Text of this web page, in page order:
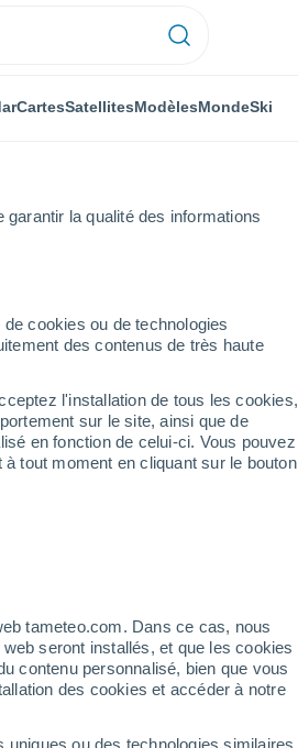
la qualité des informations
cookies ou de technologies
des contenus de très haute
l'installation de tous les cookies,
sur le site, ainsi que de
en fonction de celui-ci. Vous pouvez
tout moment en cliquant sur le bouton
tameteo.com. Dans ce cas, nous
seront installés, et que les cookies
contenu personnalisé, bien que vous
des cookies et accéder à notre
ou des technologies similaires
CartesSatellitesModèlesMondeSki
du Tessin